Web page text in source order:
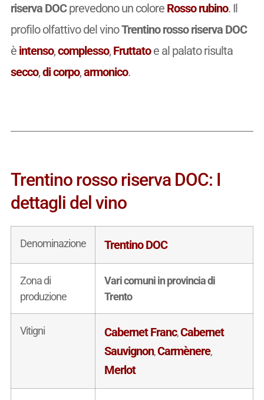
riserva DOCprevedono un colore Rosso rubino. Il
profilo olfattivo del vinoTrentino rosso riserva DOC
è intenso,complesso, Fruttatoe al palato risulta
secco,di corpo,armonico.
Trentino rosso riserva DOC: I
dettagli del vino
Denominazione Trentino DOC
Zona di
produzione
Vari comuni in provincia di
Trento
Vitigni Cabernet Franc,Cabernet
Sauvignon,Carmènere,
Merlot